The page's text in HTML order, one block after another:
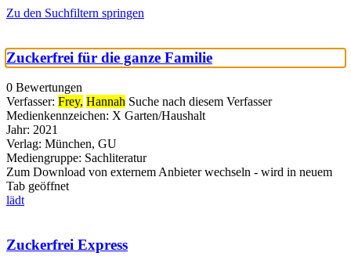
Zu den Suchfiltern springen
Zuckerfrei für die ganze Familie
0 Bewertungen
Verfasser: Frey, Hannah Suche nach diesem Verfasser
Medienkennzeichen: X Garten/Haushalt
Jahr: 2021
Verlag: München, GU
Mediengruppe: Sachliteratur
Zum Download von externem Anbieter wechseln - wird in neuem
Tab geöffnet
lädt
Zuckerfrei Express